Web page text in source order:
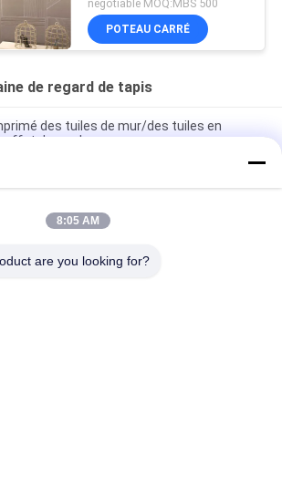
tuiles le CE certifié
negotiable MOQ:MBS 500
POTEAU CARRÉ
de regard de tapis
des tuiles de mur/des tuiles en
effet de marbre
et extérieure de lustre de jet d'encre de
tuile transparente de porcelaine
tapis de salle de bains de modèles/tuiles
8:05 AM
are you looking for?